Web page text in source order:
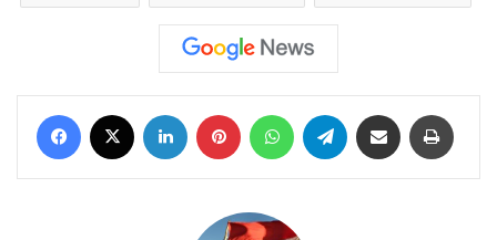
Facebook LinkedIn Pinterest WhatsAppTelegram Share via Email